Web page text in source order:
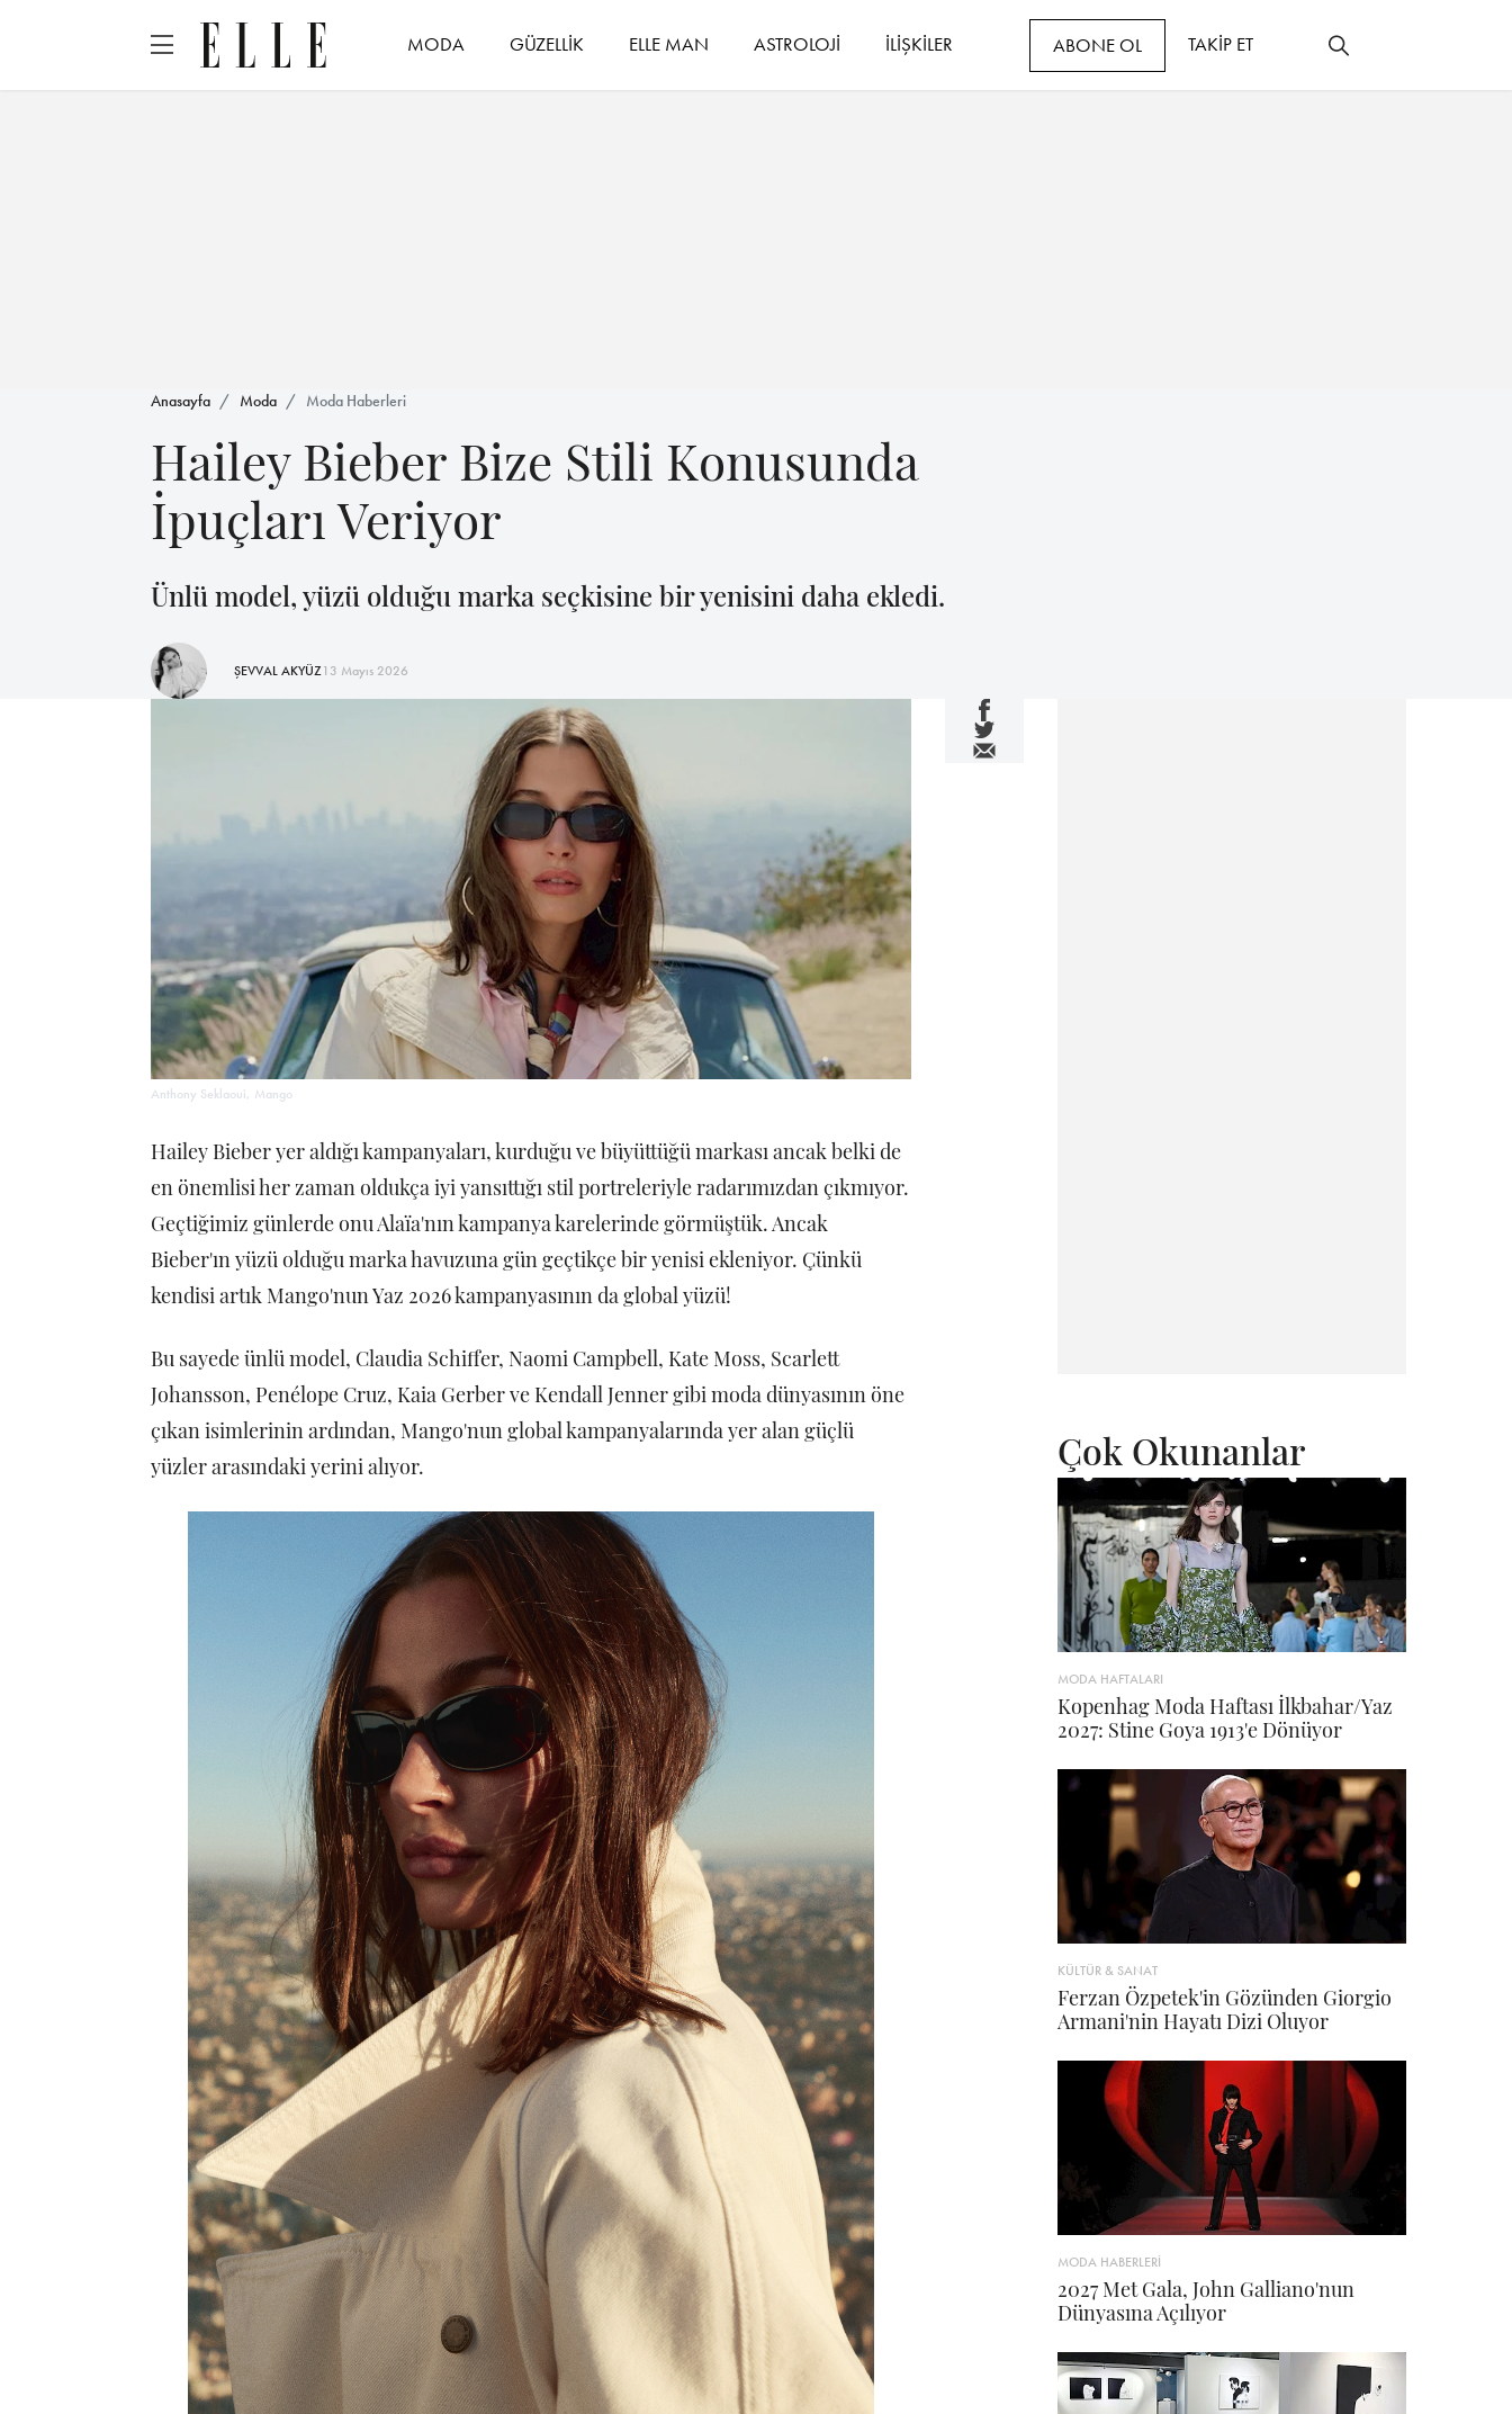
MODA GÜZELLİK ELLE MAN ASTROLOJİ İLİŞKİLER ABONE OL TAKİP ET
Anasayfa Moda Moda Haberleri
Hailey Bieber Bize Stili Konusunda
İpuçları Veriyor
Ünlü model, yüzü olduğu marka seçkisine bir yenisini daha ekledi.
ŞEVVAL AKYÜZ13 Mayıs 2026
Anthony Seklaoui, Mango
Hailey Bieber yer aldığı kampanyaları, kurduğu ve büyüttüğü markası ancak belki de
en önemlisi her zaman oldukça iyi yansıttığı stil portreleriyle radarımızdan çıkmıyor.
Geçtiğimiz günlerde onu Alaïa'nın kampanya karelerinde görmüştük. Ancak
Bieber'ın yüzü olduğu marka havuzuna gün geçtikçe bir yenisi ekleniyor. Çünkü
kendisi artık Mango'nun Yaz 2026 kampanyasının da global yüzü!
Bu sayede ünlü model, Claudia Schiffer, Naomi Campbell, Kate Moss, Scarlett
Johansson, Penélope Cruz, Kaia Gerber ve Kendall Jenner gibi moda dünyasının öne
çıkan isimlerinin ardından, Mango'nun global kampanyalarında yer alan güçlü
yüzler arasındaki yerini alıyor.
Çok Okunanlar
MODA HAFTALARI
Kopenhag Moda Haftası İlkbahar/Yaz
2027: Stine Goya 1913'e Dönüyor
KÜLTÜR & SANAT
Ferzan Özpetek'in Gözünden Giorgio
Armani'nin Hayatı Dizi Oluyor
MODA HABERLERİ
2027 Met Gala, John Galliano'nun
Dünyasına Açılıyor